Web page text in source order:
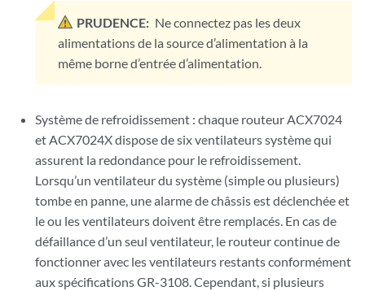
PRUDENCE: Ne connectez pas les deux
alimentations de la source d’alimentation à la
même borne d’entrée d’alimentation.
Système de refroidissement : chaque routeur ACX7024
et ACX7024Xdispose de six ventilateurs système qui
assurent la redondance pour le refroidissement.
Lorsqu’un ventilateur du système (simple ou plusieurs)
tombe en panne, une alarme de châssis est déclenchée et
le ou les ventilateurs doivent être remplacés. En cas de
défaillance d’un seul ventilateur, le routeur continue de
fonctionner avec les ventilateurs restants conformément
aux spécifications GR-3108. Cependant, si plusieurs